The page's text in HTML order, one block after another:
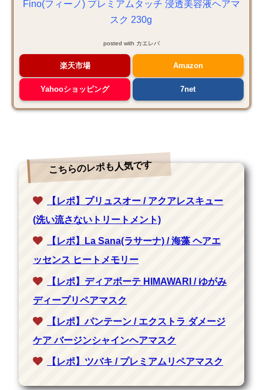
Fino(フィーノ) プレミアムタッチ 浸透美容液ヘアマ
スク 230g
posted with カエレバ
楽天市場 Amazon
Yahooショッピング 7net
こちらのレポも人気です
【レポ】プリュスオー / アクアレスキュー
(洗い流さないトリートメント)
【レポ】La Sana(ラサーナ) / 海藻 ヘアエ
ッセンス ヒートメモリー
【レポ】ディアボーテ HIMAWARI / ゆがみ
ディープリペアマスク
【レポ】パンテーン / エクストラ ダメージ
ケア バージンシャインヘアマスク
【レポ】ツバキ / プレミアムリペアマスク